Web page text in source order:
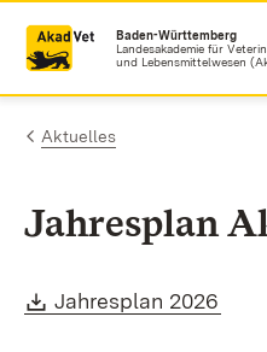
Zum Inhalt springen
Baden-Württemberg
Landesakademie für
und Lebensmittelwesen
Aktuelles
Jahresplan
Download:
Jahresplan 2026